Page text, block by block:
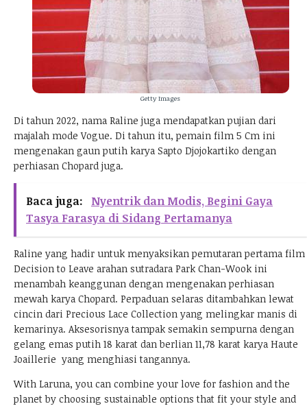
Getty Images
Di tahun 2022, nama Raline juga mendapatkan pujian dari
majalah mode Vogue. Di tahun itu, pemain film 5 Cm ini
mengenakan gaun putih karya Sapto Djojokartiko dengan
perhiasan Chopard juga.
Baca juga:
Nyentrik dan Modis, Begini Gaya
Tasya Farasya di Sidang Pertamanya
Raline yang hadir untuk menyaksikan pemutaran pertama film
Decision to Leave arahan sutradara Park Chan-Wook ini
menambah keanggunan dengan mengenakan perhiasan
mewah karya Chopard. Perpaduan selaras ditambahkan lewat
cincin dari Precious Lace Collection yang melingkar manis di
kemarinya. Aksesorisnya tampak semakin sempurna dengan
gelang emas putih 18 karat dan berlian 11,78 karat karya Haute
Joaillerie yang menghiasi tangannya.
With Laruna, you can combine your love for fashion and the
planet by choosing sustainable options that fit your style and